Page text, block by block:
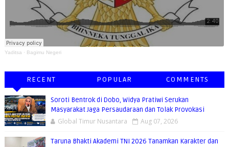
Yaditsa · Bagimu Negeri
RECENT POPULAR COMMENTS
Soroti Bentrok di Dobo, Widya Pratiwi Serukan
Masyarakat Jaga Persaudaraan dan Tolak Provokasi
Global Timur Nusantara Aug 07, 2026
Taruna Bhakti Akademi TNI 2026 Tanamkan Karakter dan